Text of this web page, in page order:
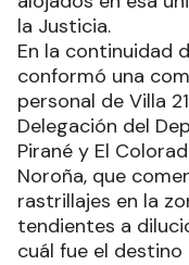
la Justicia.
En la continuidad
conformó una
personal de Villa
Delegación del
Pirané y El
Noroña, que
rastrillajes en la
tendientes a
cuál fue el destino